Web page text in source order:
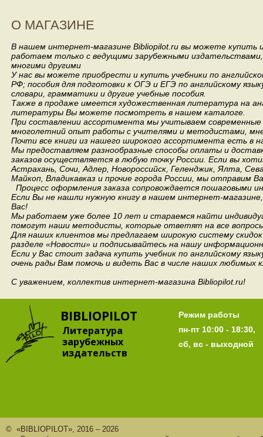
О МАГАЗИНЕ
В нашем интернет-магазине Bibliopilot.ru вы можете купить
работаем только с ведущими зарубежными издательствами,
многими другими
У нас вы можете приобрести и купить учебники по
РФ; пособия для подготовки к ОГЭ и ЕГЭ по английскому
словари, грамматики и другие учебные пособия.
Также в продаже имеется художественная литература на
литературы Вы можете посмотреть в нашем каталоге.
При составлении ассортимента мы учитываем
многолетний опыт работы с учителями и методистами,
Почти все книги из нашего широкого ассортимента есть в
Мы предоставляем разнообразные способы оплаты и
заказов осуществляется в любую точку России. Если вы
Астрахань, Сочи, Адлер, Новороссийск, Геленджик, Ялта,
Майкоп, Владикавказ и прочие города России, мы отправим
Процесс оформления заказа сопровождается пошаговыми
Если Вы не нашли нужную книгу в нашем интернет-
Вас!
Мы работаем уже более 10 лет и стараемся найти
помогут наши методисты, которые ответят на все
Для наших клиентов мы предлагаем широкую систему
разделе «Новости» и подписывайтесь на нашу
Если у Вас стоит задача купить учебник по английскому
очень рады Вам помочь и видеть Вас в числе наших любимых
С уважением, коллектив интернет-магазина Bibliopilot.ru!
BIBLIOPILOT
Литература
зарубежных
издательств
Режим работы
пн-пт 10:00 - 18:30,
сб, вс - выходной
© «BIBLIOPILOT», 2016 – 2026